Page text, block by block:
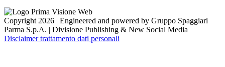
Copyright 2026 | Engineered and powered by Gruppo Spaggiari
Parma S.p.A. | Divisione Publishing & New Social Media
Disclaimer trattamento dati personali